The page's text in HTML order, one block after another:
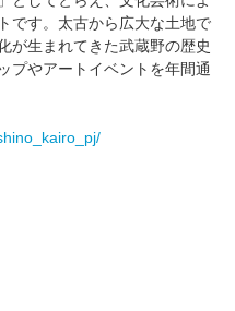
です。太古から広大な土地で
が生まれてきた武蔵野の歴史
プやアートイベントを年間通